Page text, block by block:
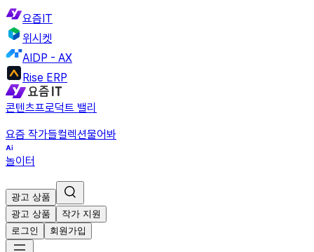
요즘IT
위시켓
AIDP - AX
Rise ERP
콘텐츠프로덕트 밸리
요즘 작가들컬렉션물어봐
놀이터
광고 상품
광고 상품
작가 지원
로그인
회원가입